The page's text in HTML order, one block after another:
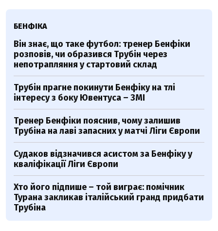
БЕНФІКА
Він знає, що таке футбол: тренер Бенфіки
розповів, чи образився Трубін через
непотрапляння у стартовий склад
Трубін прагне покинути Бенфіку на тлі
інтересу з боку Ювентуса – ЗМІ
Тренер Бенфіки пояснив, чому залишив
Трубіна на лаві запасних у матчі Ліги Європи
Судаков відзначився асистом за Бенфіку у
кваліфікації Ліги Європи
Хто його підпише – той виграє: помічник
Турана закликав італійський гранд придбати
Трубіна